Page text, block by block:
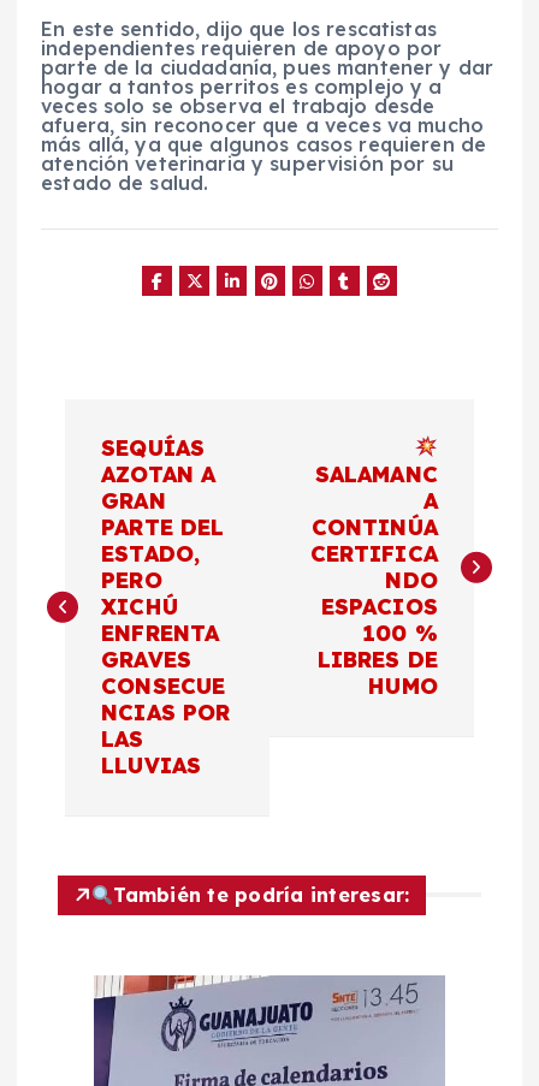
En este sentido, dijo que los rescatistas
independientes requieren de apoyo por
parte de la ciudadanía, pues mantener y dar
hogar a tantos perritos es complejo y a
veces solo se observa el trabajo desde
afuera, sin reconocer que a veces va mucho
más allá, ya que algunos casos requieren de
atención veterinaria y supervisión por su
estado de salud.
e
SEQUÍAS
AZOTAN A
GRAN
PARTE DEL
ESTADO,
PERO
XICHÚ
ENFRENTA
GRAVES
CONSECUE
NCIAS POR
LAS
LLUVIAS
SALAMANC
A
CONTINÚA
CERTIFICA
NDO
ESPACIOS
100 %
LIBRES DE
HUMO
También te podría interesar: